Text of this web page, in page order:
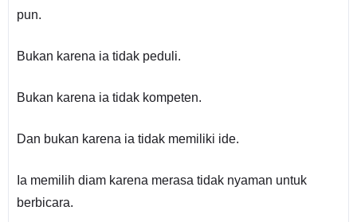
pun.
Bukan karena ia tidak peduli.
Bukan karena ia tidak kompeten.
Dan bukan karena ia tidak memiliki ide.
Ia memilih diam karena merasa tidak nyaman untuk
berbicara.